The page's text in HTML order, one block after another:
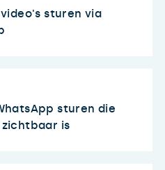
sturen via
sturen die
is